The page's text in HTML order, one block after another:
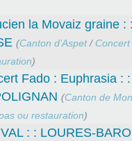
la Movaiz graine :
(Canton d’Aspet/
)
Fado : Euphrasia :
(Canton de
ou restauration)
: : LOURES-